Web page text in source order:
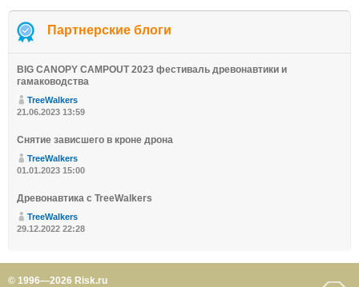
Партнерские блоги
BIG CANOPY CAMPOUT 2023 фестиваль древонавтики и
гамаководства
TreeWalkers
21.06.2023 13:59
Снятие зависшего в кроне дрона
TreeWalkers
01.01.2023 15:00
Древонавтика с TreeWalkers
TreeWalkers
29.12.2022 22:28
© 1996—2026 Risk.ru